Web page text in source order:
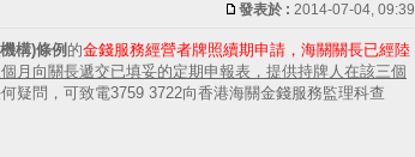
發表於 : 2014-07-04, 09:39
構)條例 的金錢服務經營者牌照續期申請，海關關長已經陸
月向關長遞交已填妥的定期申報表，提供持牌人在該三個
疑問，可致電3759 3722向香港海關金錢服務監理科查